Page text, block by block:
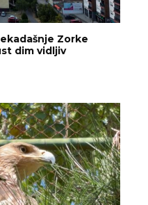
Zorke
dim vidljiv